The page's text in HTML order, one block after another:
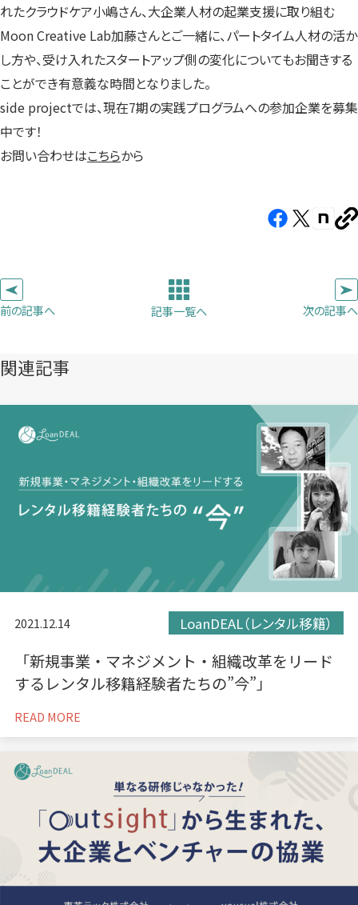
れたクラウドケア小嶋さん、大企業人材の起業支援に取り組む
Moon Creative Lab加藤さんとご一緒に、パートタイム人材の活か
し方や、受け入れたスタートアップ側の変化についてもお聞きする
ことができ有意義な時間となりました。
side projectでは、現在7期の実践プログラムへの参加企業を募集
中です！
お問い合わせはこちらから
Facebook（新
す）
X（新
す）
note（新
で
す）
ー
前の記事へ 記事一覧へ 次の記事へ
関連記事
2021.12.14 LoanDEAL（レンタル移籍）
「新規事業・マネジメント・組織改革をリード
するレンタル移籍経験者たちの”今”」
READ MORE